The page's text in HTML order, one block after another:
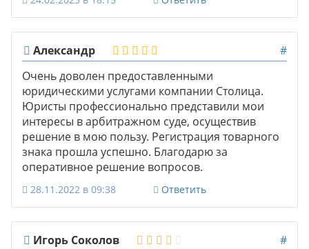
Александр
#
Очень доволен предоставленными
юридическими услугами компании Столица.
Юристы профессионально представили мои
интересы в арбитражном суде, осуществив
решение в мою пользу. Регистрация товарного
знака прошла успешно. Благодарю за
оперативное решение вопросов.
28.11.2022 в 09:38 Ответить
Игорь Соколов
#